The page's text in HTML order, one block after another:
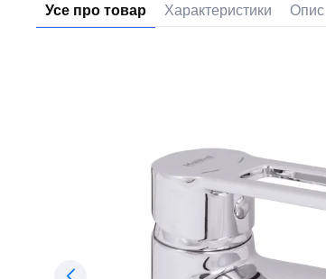
Усе про товар Характеристики Опис